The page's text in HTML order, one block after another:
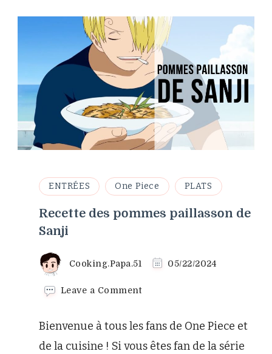
ENTRÉES One Piece PLATS
Recette des pommes paillasson de
Sanji
Cooking.Papa.51 05/22/2024
Leave a Commenton
pommes
paillasson
Bienvenue à tous les fans de One Piece et
de la cuisine ! Si vous êtes fan de la série